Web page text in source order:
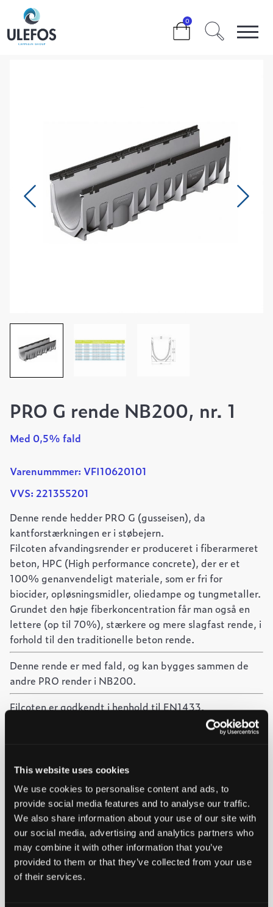
This website uses cookies
We use cookies to personalise content and ads, to
provide social media features and to analyse our traffic.
We also share information about your use of our site with
our social media, advertising and analytics partners who
may combine it with other information that you’ve
provided to them or that they’ve collected from your use
of their services.
0
>>>
PRO G rende NB200, nr. 1
Med 0,5% fald
Varenummmer: VFI10620101
VVS: 221355201
Denne rende hedder PRO G (gusseisen), da
kantforstærkningen er i støbejern.
Filcoten afvandingsrender er produceret i fiberarmeret
beton, HPC (High performance concrete), der er et
100% genanvendeligt materiale, som er fri for
biocider, opløsningsmidler, oliedampe og tungmetaller.
Grundet den høje fiberkoncentration får man også en
lettere (op til 70%), stærkere og mere slagfast rende, i
forhold til den traditionelle beton rende.
Denne rende er med fald, og kan bygges sammen de
andre PRO render i NB200.
Filcoten er godkendt i henhold til EN1433.
-
PRO
G
rende
NB200,
nr.
antal
+ Føj til forespørgsel
Ved at tilføje produkter til indkøbskurven, kan du sende os
en forespørgsel på et eller flere produkter.
BÆREDYGTIGT
VALG
CERTIFICERET
FRI FOR
LANG LEVETID